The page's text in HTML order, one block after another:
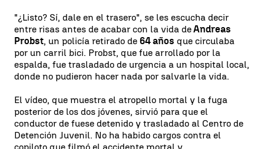
"¿Listo? Sí, dale en el trasero", se les escucha decir
entre risas antes de acabar con la vida deAndreas
Probst, un policía retirado de 64 años que circulaba
por un carril bici. Probst, que fue arrollado por la
espalda, fue trasladado de urgencia a un hospital local,
donde no pudieron hacer nada por salvarle la vida.
El vídeo, que muestra el atropello mortal y la fuga
posterior de los dos jóvenes, sirvió para que el
conductor de fuese detenido y trasladado al Centro de
Detención Juvenil. No ha habido cargos contra el
copiloto que filmó el accidente mortal y